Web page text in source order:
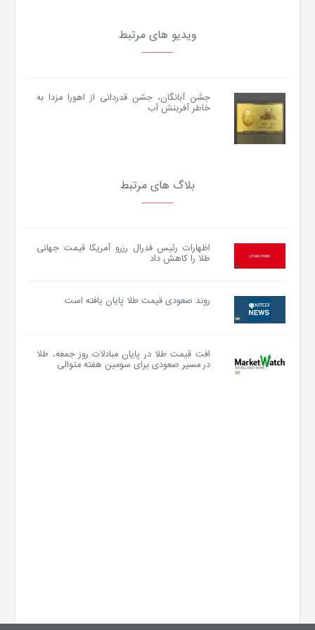
ویدیو های مرتبط
جشن آبانگان، جشن قدردانی از اهورا مزدا به
خاطر آفرینش آب
بلاگ های مرتبط
اظهارات رئیس فدرال رزرو آمریکا قیمت جهانی
طلا را کاهش داد
روند صعودی قیمت طلا پایان یافته است
افت قیمت طلا در پایان مبادلات روز جمعه، طلا
در مسیر صعودی برای سومین هفته متوالی